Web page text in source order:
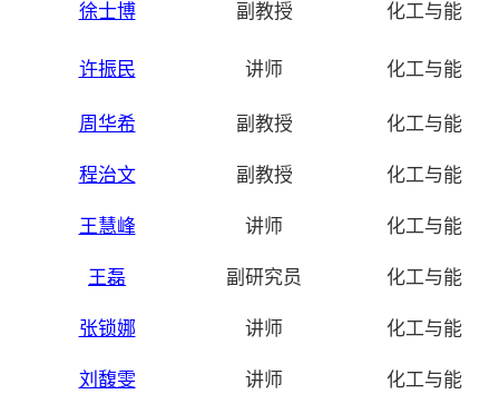
徐士博 副教授 化工与能源
许振民 讲师 化工与能源
周华希 副教授 化工与能源
程治文 副教授 化工与能源
王慧峰 讲师 化工与能源
王磊 副研究员 化工与能源
张锁娜 讲师 化工与能源
刘馥雯 讲师 化工与能源